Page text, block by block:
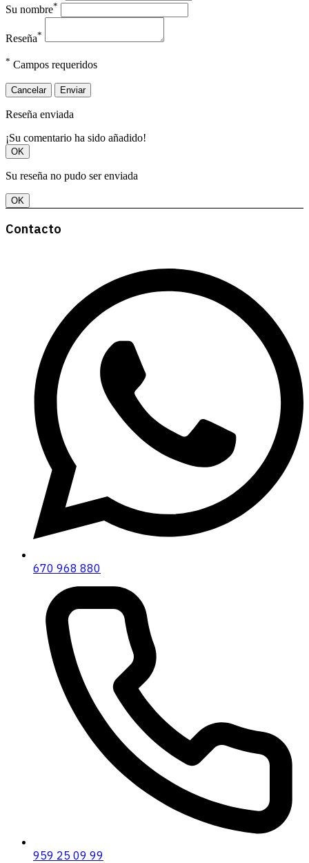
Su nombre*
Reseña*
* Campos requeridos
Cancelar Enviar
Reseña enviada
¡Su comentario ha sido añadido!
OK
Su reseña no pudo ser enviada
OK
Contacto
670 968 880
959 25 09 99